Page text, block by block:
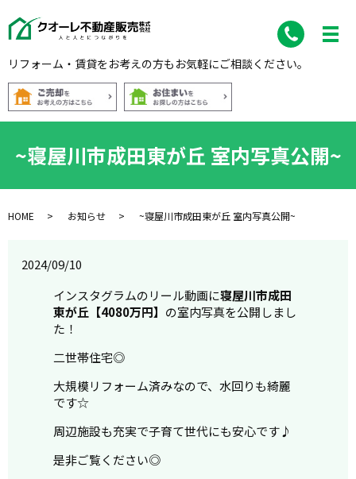
リフォーム・賃貸をお考えの方もお気軽にご相談ください。
~寝屋川市成田東が丘 室内写真公開~
HOME お知らせ ~寝屋川市成田東が丘 室内写真公開~
2024/09/10
インスタグラムのリール動画に寝屋川市成田
東が丘【4080万円】 の室内写真を公開しまし
た！
二世帯住宅◎
大規模リフォーム済みなので、水回りも綺麗
です☆
周辺施設も充実で子育て世代にも安心です♪
是非ご覧ください◎